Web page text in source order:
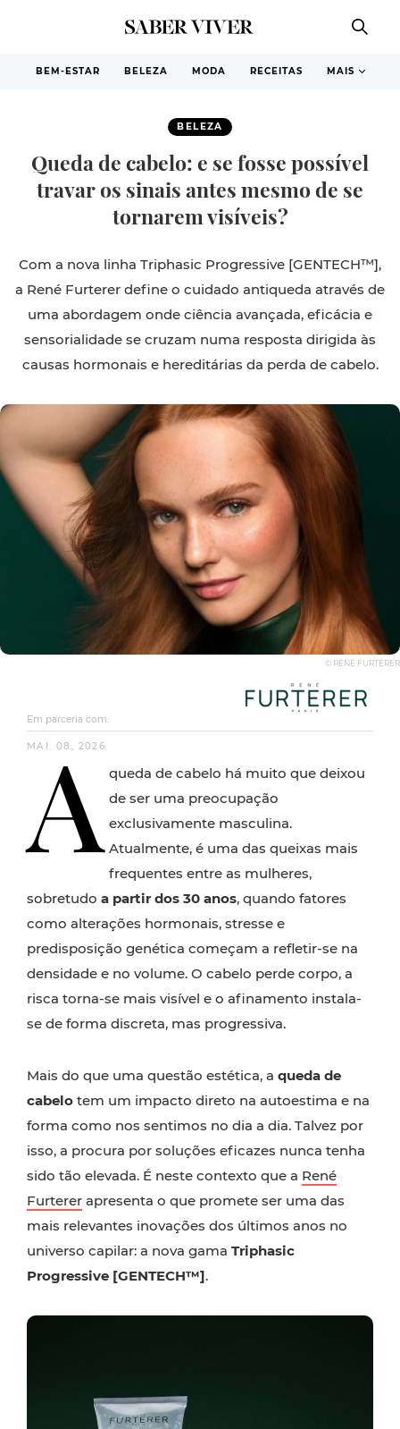
BEM-ESTAR BELEZA MODA RECEITAS MAIS
BELEZA
Queda de cabelo: e se fosse possível
travar os sinais antes mesmo de se
tornarem visíveis?
Com a nova linha Triphasic Progressive [GENTECH™],
a René Furterer define o cuidado antiqueda através de
uma abordagem onde ciência avançada, eficácia e
sensorialidade se cruzam numa resposta dirigida às
causas hormonais e hereditárias da perda de cabelo.
© RENÉ FURTERER
Em parceria com:
MAI. 08, 2026
A queda de cabelo há muito que deixou
de ser uma preocupação
exclusivamente masculina.
Atualmente, é uma das queixas mais
frequentes entre as mulheres,
sobretudo a partir dos 30 anos, quando fatores
como alterações hormonais, stresse e
predisposição genética começam a refletir-se na
densidade e no volume. O cabelo perde corpo, a
risca torna-se mais visível e o afinamento instala-
se de forma discreta, mas progressiva.
Mais do que uma questão estética, a queda de
cabelo tem um impacto direto na autoestima e na
forma como nos sentimos no dia a dia. Talvez por
isso, a procura por soluções eficazes nunca tenha
sido tão elevada. É neste contexto que a René
Furterer apresenta o que promete ser uma das
mais relevantes inovações dos últimos anos no
universo capilar: a nova gama Triphasic
Progressive [GENTECH™].